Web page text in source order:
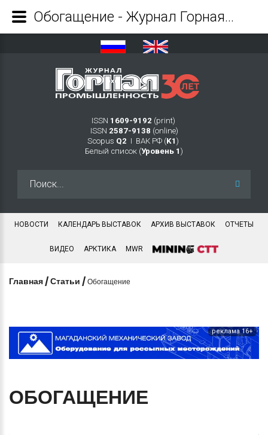
ISSN 1609-9192 (print)
ISSN 2587-9138 (online)
Scopus Q2 Ι ВАК РФ (K1 )
Белый список (Уровень 1 )
НОВОСТИ КАЛЕНДАРЬ ВЫСТАВОК АРХИВ ВЫСТАВОК ОТЧЕТЫ
ВИДЕО АРКТИКА MWR
Главная /Статьи /Обогащение
реклама 16+
ОБОГАЩЕНИЕ
Обогащение - Журнал Горная промышленность